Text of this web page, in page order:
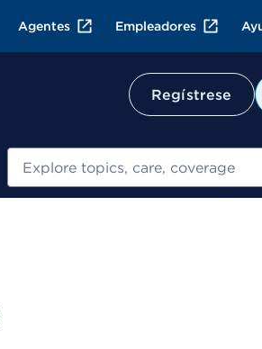
Agentes Empleadores
Regístrese
Buscar